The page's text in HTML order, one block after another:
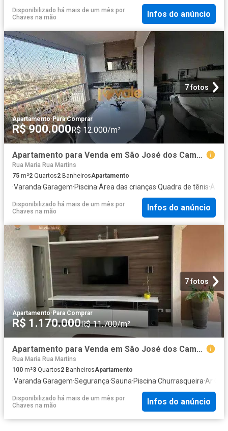
Disponibilizado há mais de um mês por
Chaves na mão
Infos do anúncio
7 fotos
Apartamento·Para Comprar
R$ 900.000 R$ 12.000/m²
Apartamento para Venda em São José dos Campos/SP Jardim das Indústrias 2 Quartos
Rua Maria Rua Martins
75 m²2 Quartos2 BanheirosApartamento
·Varanda·Garagem·Piscina·Área das crianças·Quadra de tênis·Área
Disponibilizado há mais de um mês por
Chaves na mão
Infos do anúncio
7 fotos
Apartamento·Para Comprar
R$ 1.170.000R$ 11.700/m²
Apartamento para Venda em São José dos Campos/SP Jardim das Indústrias 3 Quartos
Rua Maria Rua Martins
100 m²3 Quartos2 BanheirosApartamento
·Varanda·Garagem·Segurança·Sauna·Piscina·Churrasqueira·Ar
Disponibilizado há mais de um mês por
Chaves na mão
Infos do anúncio